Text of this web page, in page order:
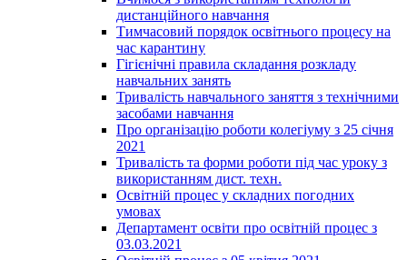
дистанційного навчання
Тимчасовий порядок освітнього процесу на
час карантину
Гігієнічні правила складання розкладу
навчальних занять
Тривалість навчального заняття з технічними
засобами навчання
Про організацію роботи колегіуму з 25 січня
2021
Тривалість та форми роботи під час уроку з
використанням дист. техн.
Освітній процес у складних погодних
умовах
Департамент освіти про освітній процес з
03.03.2021